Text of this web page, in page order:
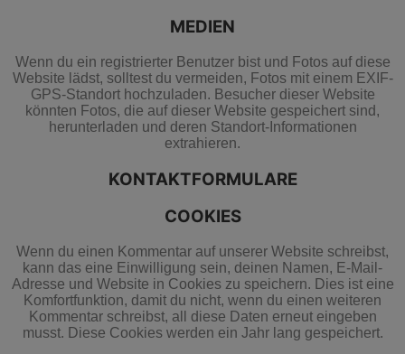
MEDIEN
Wenn du ein registrierter Benutzer bist und Fotos auf diese
Website lädst, solltest du vermeiden, Fotos mit einem EXIF-
GPS-Standort hochzuladen. Besucher dieser Website
könnten Fotos, die auf dieser Website gespeichert sind,
herunterladen und deren Standort-Informationen
extrahieren.
KONTAKTFORMULARE
COOKIES
Wenn du einen Kommentar auf unserer Website schreibst,
kann das eine Einwilligung sein, deinen Namen, E-Mail-
Adresse und Website in Cookies zu speichern. Dies ist eine
Komfortfunktion, damit du nicht, wenn du einen weiteren
Kommentar schreibst, all diese Daten erneut eingeben
musst. Diese Cookies werden ein Jahr lang gespeichert.